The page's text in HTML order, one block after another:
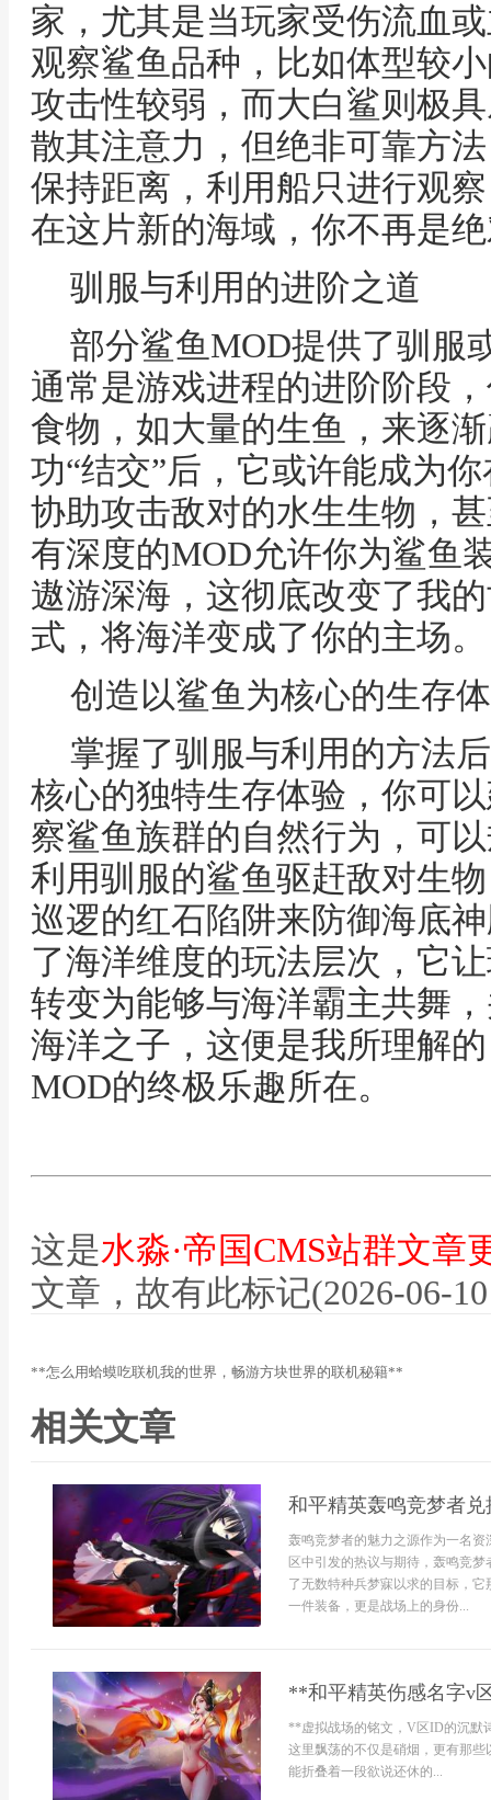
家，尤其是当玩家受伤流血
观察鲨鱼品种，比如体型较
攻击性较弱，而大白鲨则极
散其注意力，但绝非可靠方
保持距离，利用船只进行观
在这片新的海域，你不再是
驯服与利用的进阶之道
部分鲨鱼MOD提供了驯服
通常是游戏进程的进阶阶段
食物，如大量的生鱼，来逐
功“结交”后，它或许能成为
协助攻击敌对的水生生物，
有深度的MOD允许你为鲨鱼
遨游深海，这彻底改变了我
式，将海洋变成了你的主场。
创造以鲨鱼为核心的生存
掌握了驯服与利用的方法
核心的独特生存体验，你可
察鲨鱼族群的自然行为，可
利用驯服的鲨鱼驱赶敌对生
巡逻的红石陷阱来防御海底
了海洋维度的玩法层次，它
转变为能够与海洋霸主共舞
海洋之子，这便是我所理解
MOD的终极乐趣所在。
这是水淼·帝国CMS站群文章
文章，故有此标记(2026-06-
**怎么用蛤蟆吃联机我的世界，畅游方块世界的联机秘籍**
相关文章
和平精英轰鸣竞梦者
轰鸣竞梦者的魅力之源作为一名
区中引发的热议与期待，轰鸣竞
了无数特种兵梦寐以求的目标，
一件装备，更是战场上的身份...
**和平精英伤感名字v
**虚拟战场的铭文，V区ID的沉默
这里飘荡的不仅是硝烟，更有那
能折叠着一段欲说还休的...